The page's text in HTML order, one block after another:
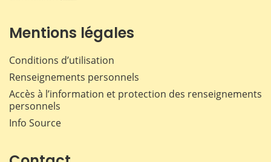
Mentions légales
Conditions d’utilisation
Renseignements personnels
Accès à l’information et protection des renseignements
personnels
Info Source